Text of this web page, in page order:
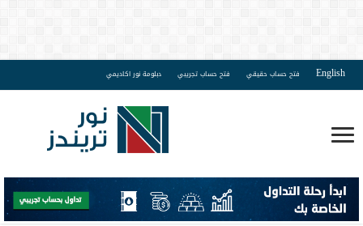
English فتح حساب حقيقي فتح حساب تجريبي دبلومة نور اكاديمي